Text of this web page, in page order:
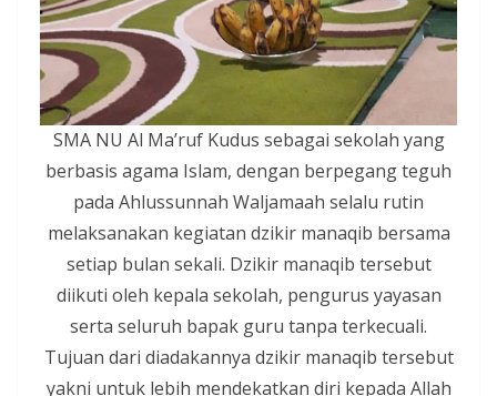
SMA NU Al Ma’ruf Kudus sebagai sekolah yang
berbasis agama Islam, dengan berpegang teguh
pada Ahlussunnah Waljamaah selalu rutin
melaksanakan kegiatan dzikir manaqib bersama
setiap bulan sekali. Dzikir manaqib tersebut
diikuti oleh kepala sekolah, pengurus yayasan
serta seluruh bapak guru tanpa terkecuali.
Tujuan dari diadakannya dzikir manaqib tersebut
yakni untuk lebih mendekatkan diri kepada Allah